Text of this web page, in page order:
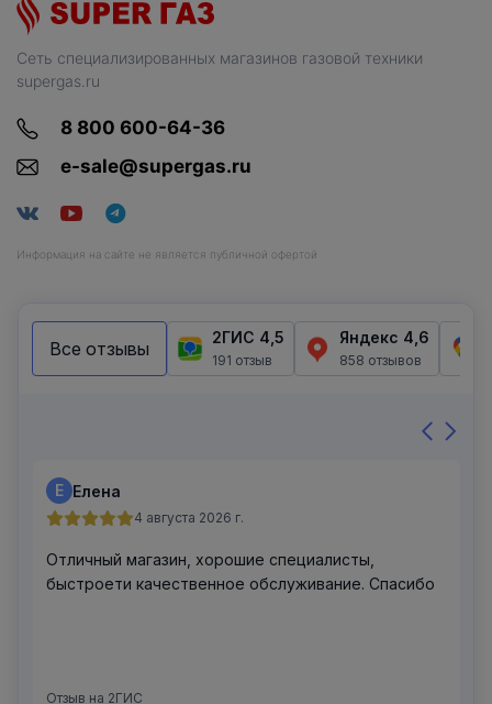
Сеть специализированных магазинов газовой техники
supergas.ru
8 800 600-64-36
e-sale@supergas.ru
Информация на сайте не является публичной офертой